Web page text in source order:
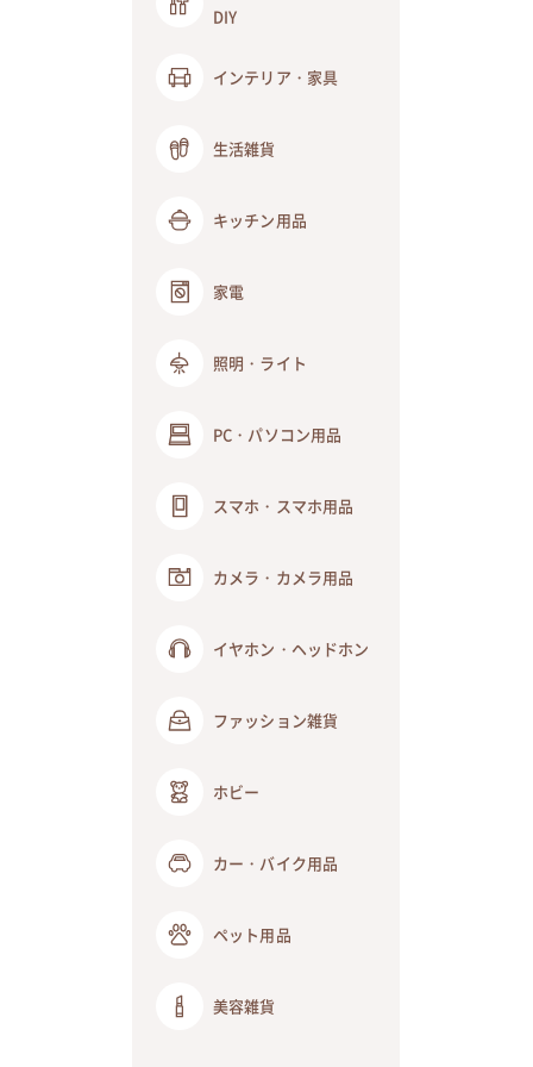
DIY
インテリア・家具
生活雑貨
キッチン用品
家電
照明・ライト
PC・パソコン用品
スマホ・スマホ用品
カメラ・カメラ用品
イヤホン・ヘッドホン
ファッション雑貨
ホビー
カー・バイク用品
ペット用品
美容雑貨